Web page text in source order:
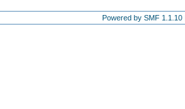
Powered by SMF 1.1.10